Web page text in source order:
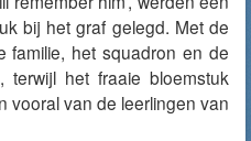
bij het graf gelegd. Met de
familie, het squadron en de
terwijl het fraaie bloemstuk
vooral van de leerlingen van